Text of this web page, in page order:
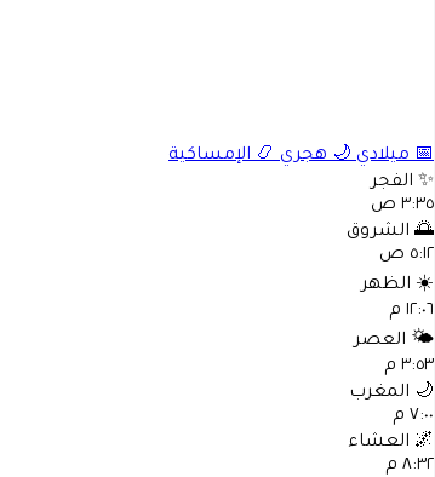
📅 ميلادي 🌙 هجري 📿 الإمساكية
✨ الفجر
٣:٣٥ ص
🌅 الشروق
٥:١٢ ص
☀️ الظهر
١٢:٠٦ م
🌤️ العصر
٣:٥٣ م
🌙 المغرب
٧:٠٠ م
🌌 العشاء
٨:٣٢ م